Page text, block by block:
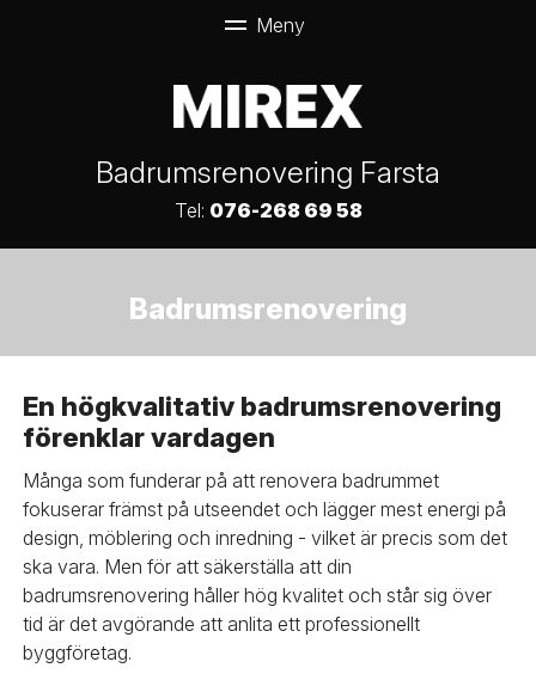
Badrumsrenovering Farsta
Tel: 076-268 69 58
Badrumsrenovering
En högkvalitativ badrumsrenovering
förenklar vardagen
Många som funderar på att renovera badrummet
fokuserar främst på utseendet och lägger mest energi på
design, möblering och inredning - vilket är precis som det
ska vara. Men för att säkerställa att din
badrumsrenovering håller hög kvalitet och står sig över
tid är det avgörande att anlita ett professionellt
byggföretag.